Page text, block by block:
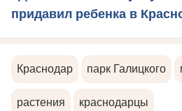
придавил ребенка в
Краснодар парк Галицкого
растения краснодарцы